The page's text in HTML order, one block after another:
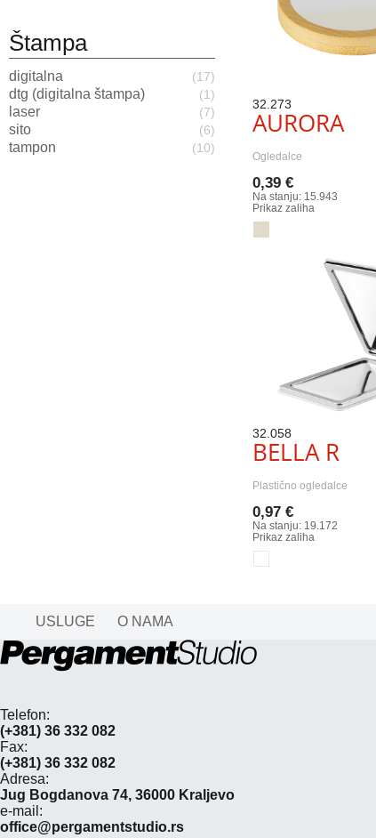
32.273
AURORA
Ogledalce
0,39 €
Na stanju: 15.943
Prikaz zaliha
32.058
BELLA R
Plastično ogledalce
0,97 €
Na stanju: 19.172
Prikaz zaliha
Štampa
digitalna (17)
dtg (digitalna štampa) (1)
laser (7)
sito (6)
tampon (10)
USLUGE O NAMA
Telefon:
(+381) 36 332 082
Fax:
(+381) 36 332 082
Adresa:
Jug Bogdanova 74, 36000 Kraljevo
e-mail:
office@pergamentstudio.rs